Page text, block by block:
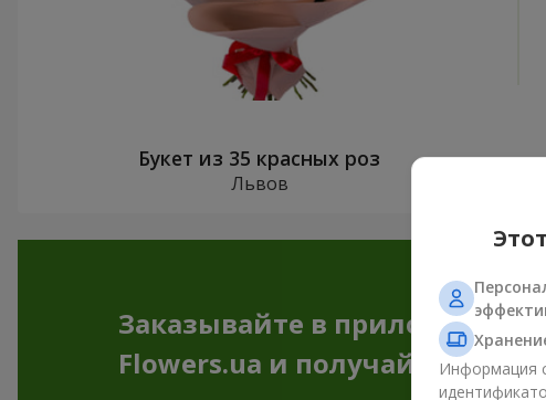
Букет из 35 красных роз
Львов
Заказывайте в приложении
Flowers.ua и получайтеИнформация